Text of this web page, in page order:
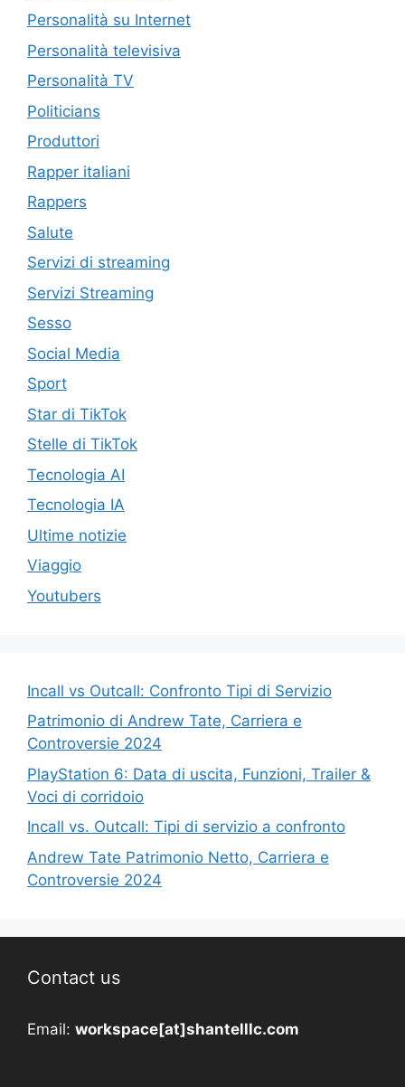
Personalità su Internet
Personalità televisiva
Personalità TV
Politicians
Produttori
Rapper italiani
Rappers
Salute
Servizi di streaming
Servizi Streaming
Sesso
Social Media
Sport
Star di TikTok
Stelle di TikTok
Tecnologia AI
Tecnologia IA
Ultime notizie
Viaggio
Youtubers
Incall vs Outcall: Confronto Tipi di Servizio
Patrimonio di Andrew Tate, Carriera e
Controversie 2024
PlayStation 6: Data di uscita, Funzioni, Trailer &
Voci di corridoio
Incall vs. Outcall: Tipi di servizio a confronto
Andrew Tate Patrimonio Netto, Carriera e
Controversie 2024
Contact us
Email: workspace[at]shantelllc.com